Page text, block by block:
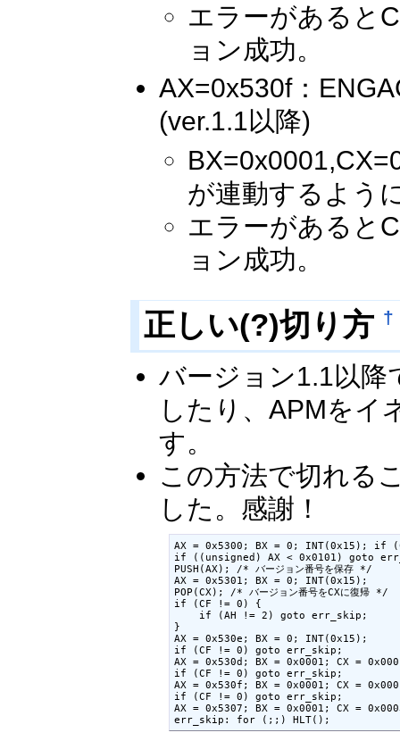
エラーがあると
ョン成功。
AX=0x530f：
(ver.1.1以降)
が連動するよう
エラーがあると
ョン成功。
正しい(?)切り方 †
バージョン1.1以
したり、APMをイ
す。
この方法で切れる
した。感謝！
AX = 0x5300; BX = 0; INT(0x15); if
if ((unsigned) AX < 0x0101) goto
PUSH(AX); /* バージョン番号を保存 */
AX = 0x5301; BX = 0; INT(0x15);
POP(CX); /* バージョン番号をCXに復帰 */
if (CF != 0) {
    if (AH != 2) goto err_skip;
}
AX = 0x530e; BX = 0; INT(0x15);
if (CF != 0) goto err_skip;
AX = 0x530d; BX = 0x0001; CX =
if (CF != 0) goto err_skip;
AX = 0x530f; BX = 0x0001; CX =
if (CF != 0) goto err_skip;
AX = 0x5307; BX = 0x0001; CX =
err_skip: for (;;) HLT();